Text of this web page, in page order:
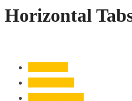
Horizontal